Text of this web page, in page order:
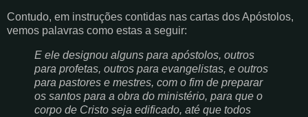
Contudo, em instruções contidas nas cartas dos Apóstolos,
vemos palavras como estas a seguir:
E ele designou alguns para apóstolos, outros
para profetas, outros para evangelistas, e outros
para pastores e mestres, com o fim de preparar
os santos para a obra do ministério, para que o
corpo de Cristo seja edificado, até que todos